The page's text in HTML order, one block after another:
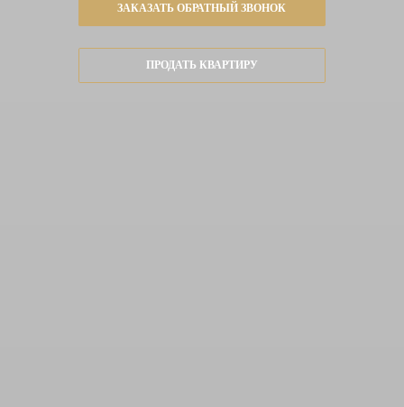
ЗАКАЗАТЬ ОБРАТНЫЙ ЗВОНОК
ПРОДАТЬ КВАРТИРУ